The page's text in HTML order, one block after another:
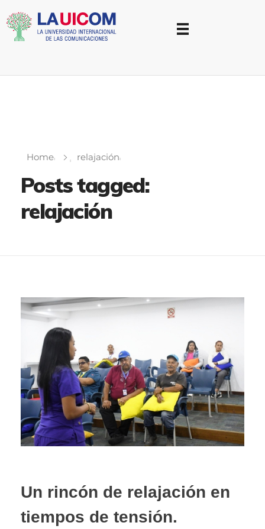
Home relajación
Posts tagged:
relajación
Un rincón de relajación en
tiempos de tensión.